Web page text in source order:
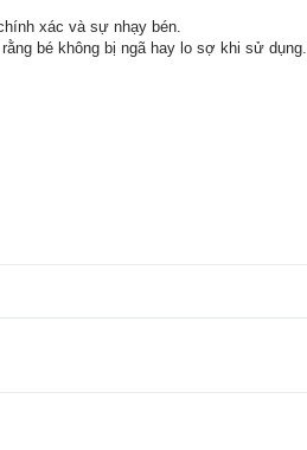
xác và sự nhạy bén.
bé không bị ngã hay lo sợ khi sử dụng.